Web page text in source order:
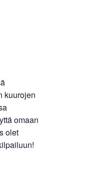
kuurojen
omaan
olet